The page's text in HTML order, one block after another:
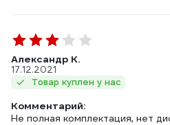
Александр К.
17.12.2021
Товар куплен у нас
Комментарий:
Не полная комплектация, нет